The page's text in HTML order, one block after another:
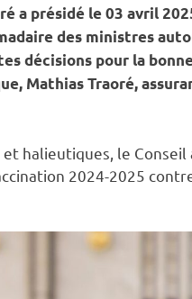
a présidé le 03 avril
des ministres
décisions pour la
Mathias Traoré,
halieutiques, le Conseil
2024-2025